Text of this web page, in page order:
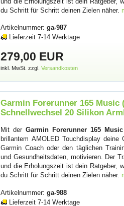
du Schritt für Schritt deinen Zielen näher.
Artikelnummer:ga-987
Lieferzeit 7-14 Werktage
279,00 EUR
inkl. MwSt. zzgl.Versandkosten
Garmin Forerunner 165 Music
Schnellwechsel 20 Silikon
Mit derGarmin Forerunner 165 Music
brillantem AMOLED Touchdisplay
Garmin Coach oder den täglichen
und Gesundheitsdaten, motivieren. Der
und die Erholungszeit ist dein Ratgeber,
du Schritt für Schritt deinen Zielen näher.
Artikelnummer:ga-988
Lieferzeit 7-14 Werktage